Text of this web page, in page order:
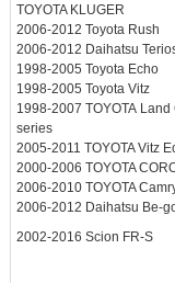
TOYOTA KLUGER
2006-2012 Toyota Rush
2006-2012 Daihatsu
1998-2005 Toyota Echo
1998-2005 Toyota Vitz
1998-2007 TOYOTA
series
2005-2011 TOYOTA Vitz
2000-2006 TOYOTA
2006-2010 TOYOTA
2006-2012 Daihatsu Be-
2002-2016 Scion FR-S